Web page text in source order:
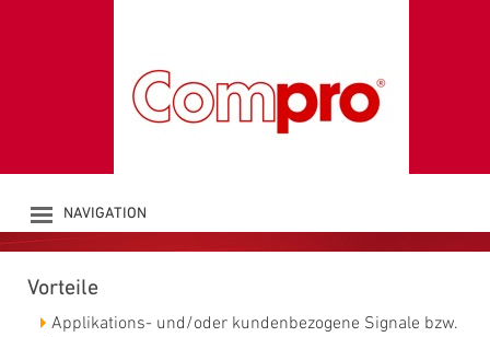
NAVIGATION
PRODUKTE
KATALOG
DOWNLOADS
CHIASSO VOICE &
Vorteile
Applikations- und/oder kundenbezogene Signale bzw.